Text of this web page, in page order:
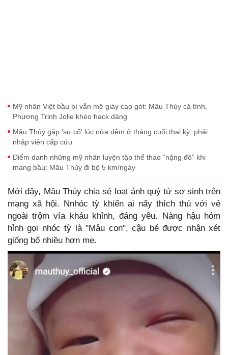
Mỹ nhân Việt bầu bí vẫn mê giày cao gót: Mâu Thủy cá tính,
Phương Trinh Jolie khéo hack dáng
Mâu Thủy gặp 'sự cố' lúc nửa đêm ở tháng cuối thai kỳ, phải
nhập viện cấp cứu
Điểm danh những mỹ nhân luyện tập thể thao “nặng đô” khi
mang bầu: Mâu Thủy đi bộ 5 km/ngày
Mới đây, Mâu Thủy chia sẻ loạt ảnh quý tử sơ sinh trên
mạng xã hội. Nnhóc tỳ khiến ai nấy thích thú với vẻ
ngoài trộm vía kháu khỉnh, đáng yêu. Nàng hậu hóm
hỉnh gọi nhóc tỳ là "Mâu con", cậu bé được nhận xét
giống bố nhiều hơn mẹ.